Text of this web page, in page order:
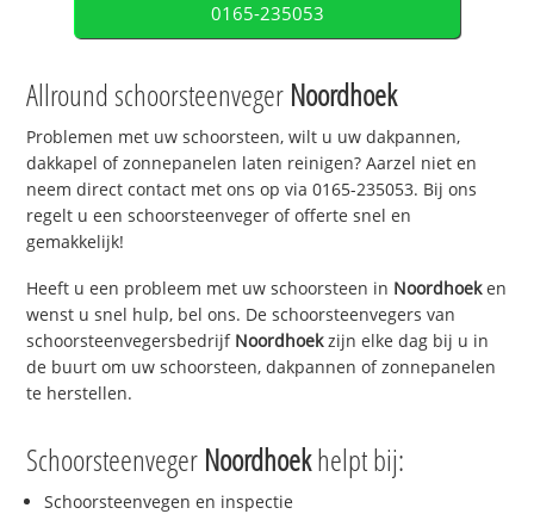
0165-235053
Allround schoorsteenveger Noordhoek
Problemen met uw schoorsteen, wilt u uw dakpannen,
dakkapel of zonnepanelen laten reinigen? Aarzel niet en
neem direct contact met ons op via 0165-235053. Bij ons
regelt u een schoorsteenveger of offerte snel en
gemakkelijk!
Heeft u een probleem met uw schoorsteen in Noordhoeken
wenst u snel hulp, bel ons. De schoorsteenvegers van
schoorsteenvegersbedrijf Noordhoekzijn elke dag bij u in
de buurt om uw schoorsteen, dakpannen of zonnepanelen
te herstellen.
Schoorsteenveger Noordhoekhelpt bij:
Schoorsteenvegen en inspectie